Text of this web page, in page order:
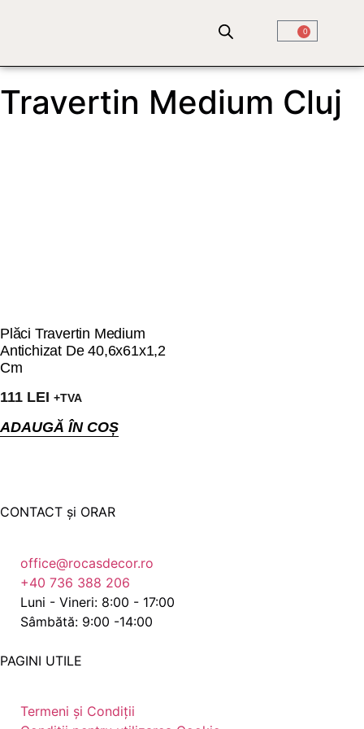
0
Travertin Medium Cluj
Plăci Travertin Medium
Antichizat De 40,6x61x1,2
Cm
111 LEI +TVA
ADAUGĂ ÎN COȘ
CONTACT și ORAR
office@rocasdecor.ro
+40 736 388 206
Luni - Vineri: 8:00 - 17:00
Sâmbătă: 9:00 -14:00
PAGINI UTILE
Termeni și Condiții